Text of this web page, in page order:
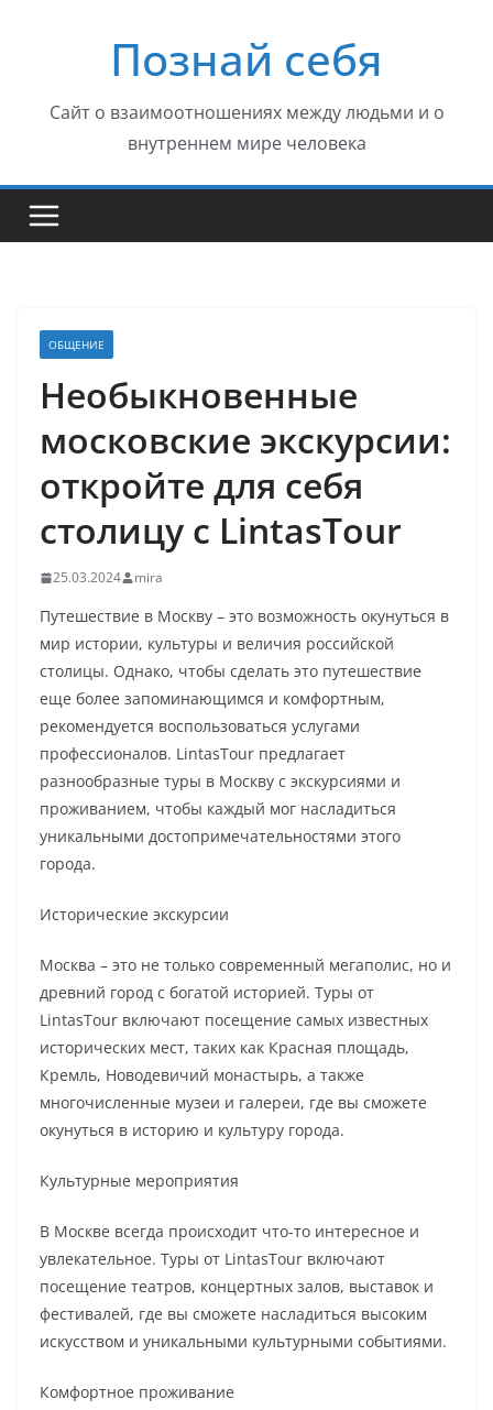
содержимомуПознай себя
Сайт о взаимоотношениях между людьми и о
внутреннем мире человека
ОБЩЕНИЕ
Необыкновенные
московские экскурсии:
откройте для себя
столицу с LintasTour
25.03.2024 mira
Путешествие в Москву – это возможность окунуться в
мир истории, культуры и величия российской
столицы. Однако, чтобы сделать это путешествие
еще более запоминающимся и комфортным,
рекомендуется воспользоваться услугами
профессионалов. LintasTour предлагает
разнообразные туры в Москву с экскурсиями и
проживанием, чтобы каждый мог насладиться
уникальными достопримечательностями этого
города.
Исторические экскурсии
Москва – это не только современный мегаполис, но и
древний город с богатой историей. Туры от
LintasTour включают посещение самых известных
исторических мест, таких как Красная площадь,
Кремль, Новодевичий монастырь, а также
многочисленные музеи и галереи, где вы сможете
окунуться в историю и культуру города.
Культурные мероприятия
В Москве всегда происходит что-то интересное и
увлекательное. Туры от LintasTour включают
посещение театров, концертных залов, выставок и
фестивалей, где вы сможете насладиться высоким
искусством и уникальными культурными событиями.
Комфортное проживание